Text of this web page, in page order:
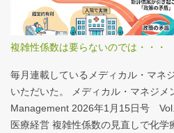
う？、あの施設は何人だろう？と見
が、上のグラフのような情報が頭に
する。立派な建物がある。武蔵国府
復元したものだ。写真だけでは、大
今月訪れた武蔵国府跡 実際には10分
れほど大きくない。人が一緒に写っ
憶）武蔵国府跡 東京都府中市：朝
複雑性係数は要らないのでは・・・
毎月連載しているメディカル・マネ
いただいた。 メディカル・マネジメ
Management 2026年1月15日号
医療経営 複雑性係数の見直しで化学